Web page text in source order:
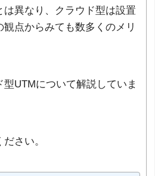
は異なり、クラウド型は設置
点からみても数多くのメリ
UTMについて解説していま
さい。